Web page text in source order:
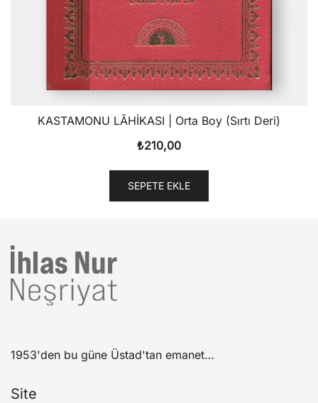
KASTAMONU LÂHİKASI | Orta Boy (Sırtı Deri)
₺210,00
SEPETE EKLE
1953'den bu güne Üstad'tan emanet…
Site